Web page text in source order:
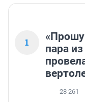
1
пара
28 261